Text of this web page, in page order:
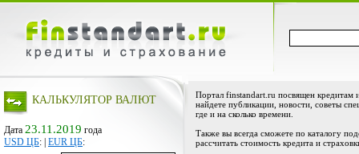
КАЛЬКУЛЯТОР ВАЛЮТ
Дата 23.11.2019 года
USD ЦБ: EUR ЦБ:
Портал finstandart.ru посвящен кредитам
найдете публикации, новости, советы
где и на сколько времени.
Также вы всегда сможете по каталогу
рассчитать стоимость кредита и